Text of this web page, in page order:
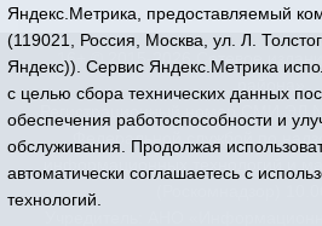
16+ © 2015-2026 Сетевое
Регистрационный номер СМИ ЭЛ
Федеральной службой по
Яндекс.Метрика, предоставляемый
(119021, Россия, Москва, ул. Л.
Яндекс)). Сервис Яндекс.Метрика
с целью сбора технических данных
обеспечения работоспособности и
обслуживания. Продолжая
автоматически соглашаетесь с
технологий.